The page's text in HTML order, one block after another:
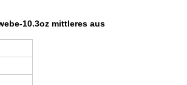
10.3oz mittleres aus